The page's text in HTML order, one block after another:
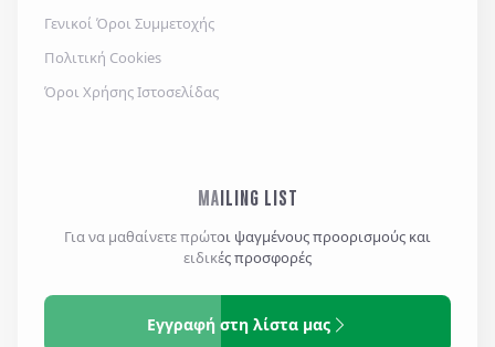
Γενικοί Όροι Συμμετοχής
Πολιτική Cookies
Όροι Χρήσης Ιστοσελίδας
MAILING LIST
Για να μαθαίνετε πρώτοι ψαγμένους προορισμούς και
ειδικές προσφορές
Εγγραφή στη λίστα μας